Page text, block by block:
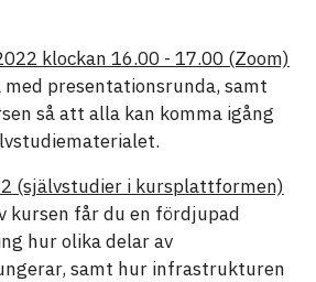
klockan 16.00 - 17.00 (Zoom)
med presentationsrunda, samt
så att alla kan komma igång
(självstudier i kursplattformen)
kursen får du en fördjupad
hur olika delar av
samt hur infrastrukturen